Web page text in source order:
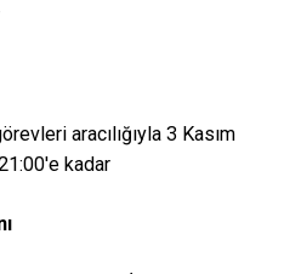
aracılığıyla 3 Kasım
kadar